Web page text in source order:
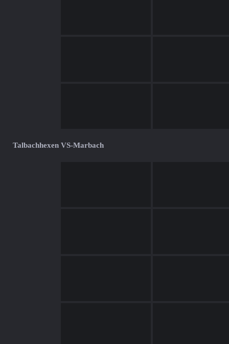
Talbachhexen VS-Marbach